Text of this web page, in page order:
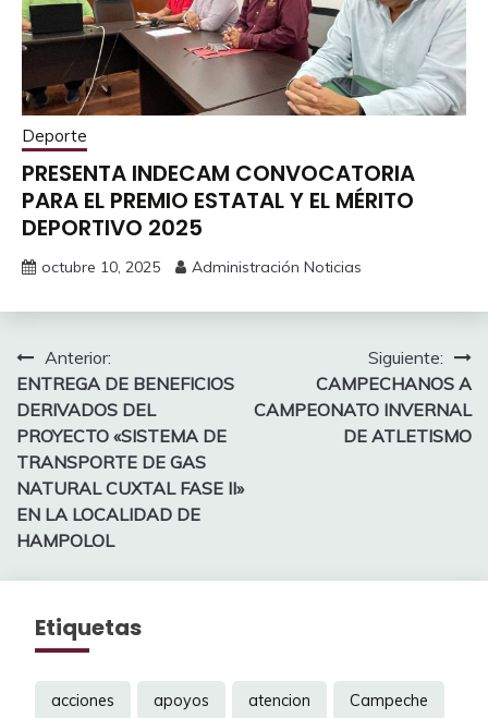
Deporte
PRESENTA INDECAM CONVOCATORIA
PARA EL PREMIO ESTATAL Y EL MÉRITO
DEPORTIVO 2025
octubre 10, 2025 Administración Noticias
Navegación
de
entradas
Anterior:
ENTREGA DE BENEFICIOS
DERIVADOS DEL
PROYECTO «SISTEMA DE
TRANSPORTE DE GAS
NATURAL CUXTAL FASE II»
EN LA LOCALIDAD DE
HAMPOLOL
Siguiente:
CAMPECHANOS A
CAMPEONATO INVERNAL
DE ATLETISMO
Etiquetas
acciones apoyos atencion Campeche